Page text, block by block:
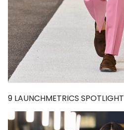
9 LAUNCHMETRICS SPOTLIGHT